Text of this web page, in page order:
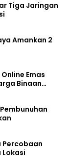
Tiga Jaringan
Amankan 2
Emas
Binaan
Percobaan
Lokasi